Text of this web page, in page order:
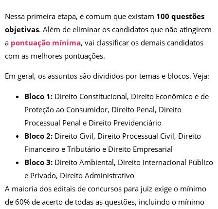
Nessa primeira etapa, é comum que existam 100 questões
objetivas. Além de eliminar os candidatos que não atingirem
a pontuação mínima, vai classificar os demais candidatos
com as melhores pontuações.
Em geral, os assuntos são divididos por temas e blocos. Veja:
Bloco 1: Direito Constitucional, Direito Econômico e de
Proteção ao Consumidor, Direito Penal, Direito
Processual Penal e Direito Previdenciário
Bloco 2: Direito Civil, Direito Processual Civil, Direito
Financeiro e Tributário e Direito Empresarial
Bloco 3: Direito Ambiental, Direito Internacional Público
e Privado, Direito Administrativo
A maioria dos editais de concursos para juiz exige o mínimo
de 60% de acerto de todas as questões, incluindo o mínimo